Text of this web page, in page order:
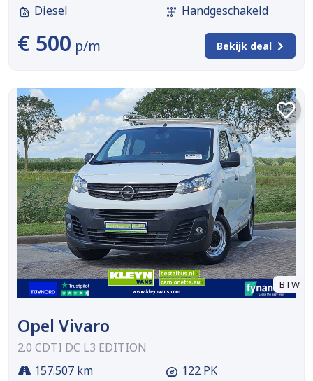
Diesel
Handgeschakeld
€ 500 p/m Bekijk deal
BTW
Opel Vivaro
2.0 CDTI DC L3 EDITION
157.507 km
122 PK